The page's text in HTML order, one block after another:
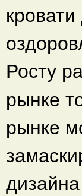
Росту
рынке
рынке